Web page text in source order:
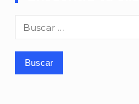
Buscar: